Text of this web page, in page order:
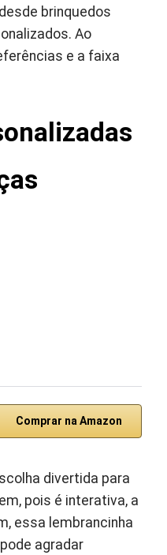
brinquedos
Ao
e a faixa
Comprar na Amazon
divertida para
pois é interativa, a
essa lembrancinha
agradar